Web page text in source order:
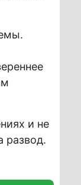
и не
развод.